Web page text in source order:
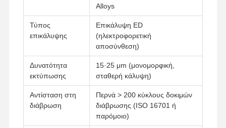
Alloys
Τύπος
επικάλυψης
Επικάλυψη ED
(ηλεκτροφορετική
αποσύνθεση)
Δυνατότητα
εκτύπωσης
15·25 μm (μονομορφική,
σταθερή κάλυψη)
Αντίσταση στη
διάβρωση
Περνά > 200 κύκλους δοκιμών
διάβρωσης (ISO 16701 ή
παρόμοιο)